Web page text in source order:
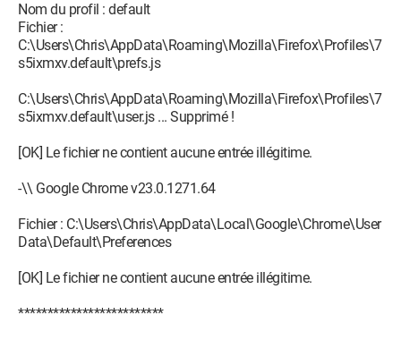
(nvUpdatusService) - NVIDIA Corporation - C:\Program Files
(x86)\NVIDIA Corporation\NVIDIA Update Core\daemonu.exe
O23 - Service: Orange update Core Service - Unknown owner -
C:\Program Files
O23 - Service: @%SystemRoot%\system32\pnrpsvc.dll,-8004
(p2pimsvc) - Unknown owner -
O23 - Service: @%SystemRoot%\system32\p2psvc.dll,-8006
C:\Windows\System32\svchost.exe
(PcaSvc) - Unknown owner -
C:\Windows\system32\svchost.exe
@%SystemRoot%\system32\peerdistsvc.dll,-9000
C:\Windows\System32\svchost.exe
Nom du profil : default
Fichier :
C:\Users\Chris\AppData\Roaming\Mozilla\Firefox\Profiles\7
s5ixmxv.default\prefs.js
C:\Users\Chris\AppData\Roaming\Mozilla\Firefox\Profiles\7
s5ixmxv.default\user.js ... Supprimé !
[OK] Le fichier ne contient aucune entrée illégitime.
-\\ Google Chrome v23.0.1271.64
Fichier : C:\Users\Chris\AppData\Local\Google\Chrome\User
Data\Default\Preferences
[OK] Le fichier ne contient aucune entrée illégitime.
*************************